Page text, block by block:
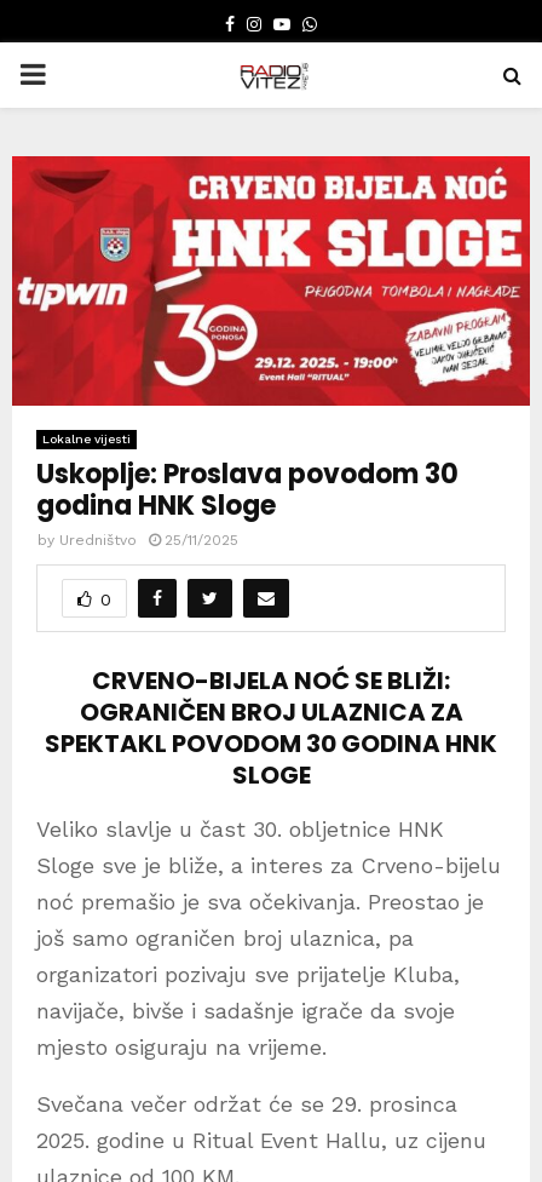
FACEBOOK
INSTAGRAM
YOUTUBE
WHATSAPP
PRIMARY
Lokalne vijesti
Uskoplje: Proslava povodom 30
godina HNK Sloge
by Uredništvo 25/11/2025
0
CRVENO-BIJELA NOĆ SE BLIŽI:
OGRANIČEN BROJ ULAZNICA ZA
SPEKTAKL POVODOM 30 GODINA HNK
SLOGE
Veliko slavlje u čast 30. obljetnice HNK
Sloge sve je bliže, a interes za Crveno-bijelu
noć premašio je sva očekivanja. Preostao je
još samo ograničen broj ulaznica, pa
organizatori pozivaju sve prijatelje Kluba,
navijače, bivše i sadašnje igrače da svoje
mjesto osiguraju na vrijeme.
Svečana večer održat će se 29. prosinca
2025. godine u Ritual Event Hallu, uz cijenu
ulaznice od 100 KM.